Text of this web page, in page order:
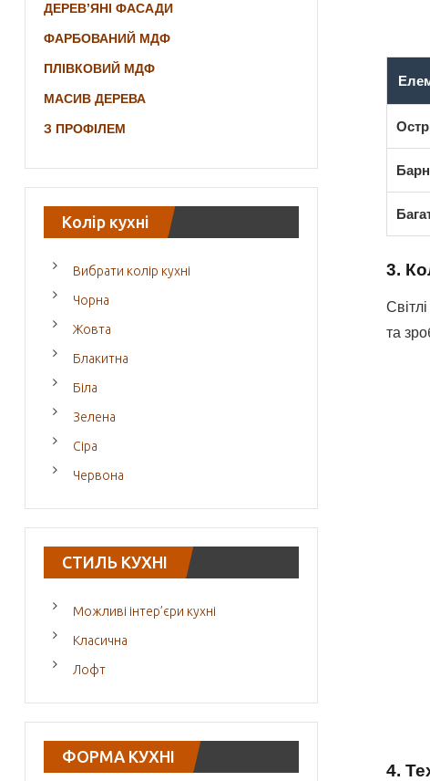
3.
та
4.
ДЕРЕВ’ЯНІ ФАСАДИ
ФАРБОВАНИЙ МДФ
ПЛІВКОВИЙ МДФ
МАСИВ ДЕРЕВА
З ПРОФІЛЕМ
Колір кухні
Вибрати колір кухні
Чорна
Жовта
Блакитна
Біла
Зелена
Сіра
Червона
СТИЛЬ КУХНІ
Можливі інтер’єри кухні
Класична
Лофт
ФОРМА КУХНІ